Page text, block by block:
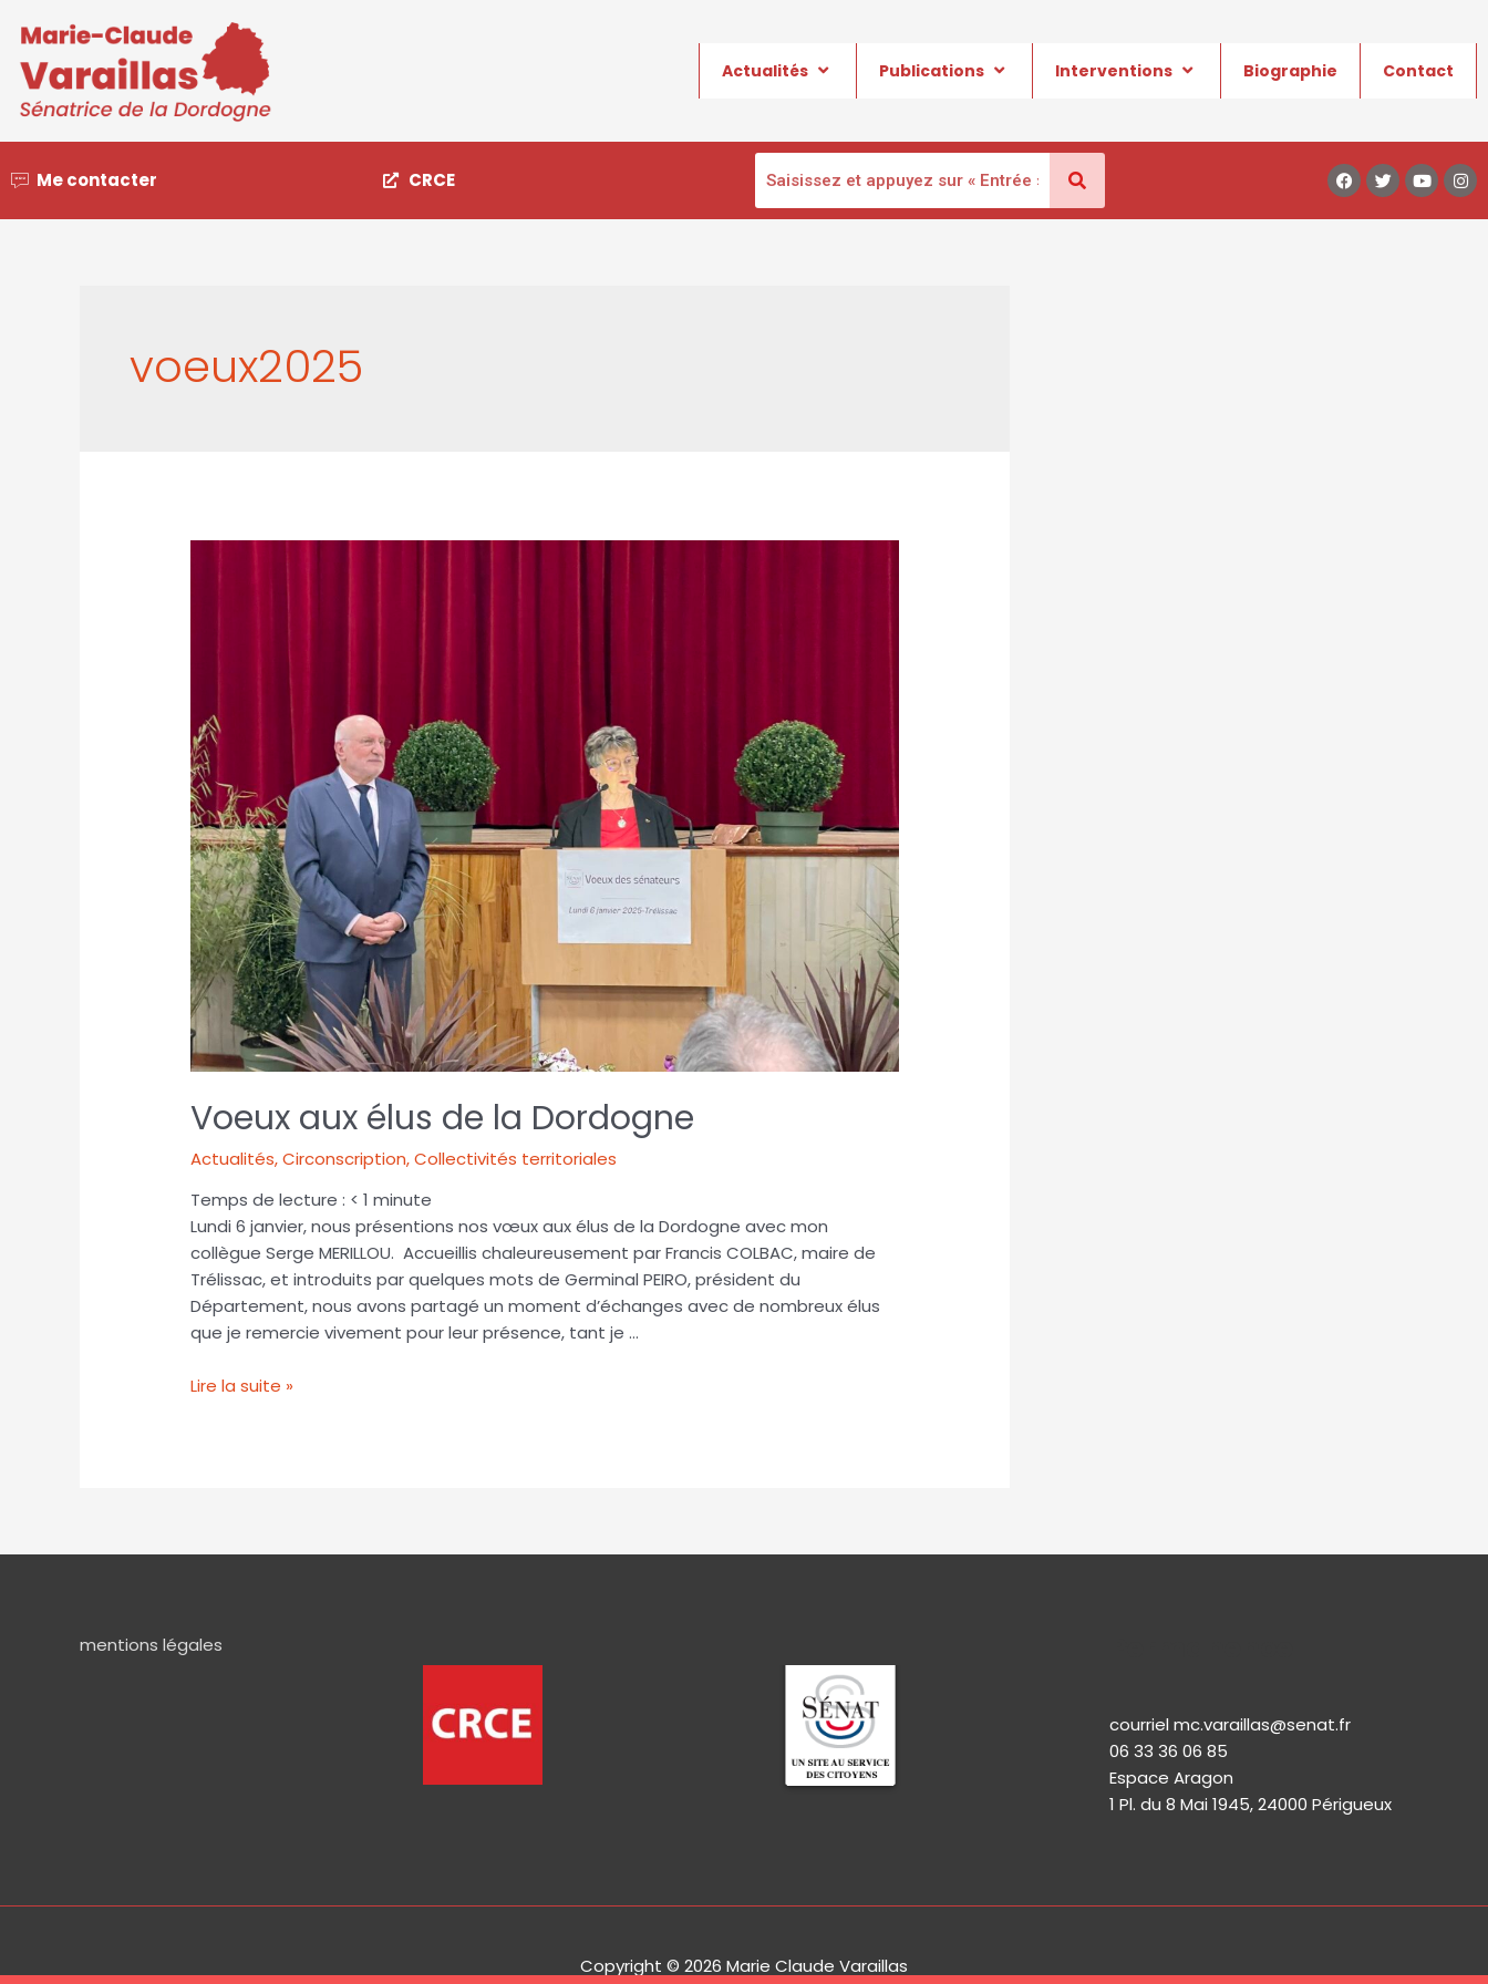
Actualités Publications Interventions Biographie Contact
Me contacter CRCE
voeux2025
Voeux aux élus de la Dordogne
Actualités,Circonscription,Collectivités territoriales
Temps de lecture : < 1 minute
Lundi 6 janvier, nous présentions nos vœux aux élus de la Dordogne avec mon
collègue Serge MERILLOU. Accueillis chaleureusement par Francis COLBAC, maire de
Trélissac, et introduits par quelques mots de Germinal PEIRO, président du
Département, nous avons partagé un moment d’échanges avec de nombreux élus
que je remercie vivement pour leur présence, tant je …
Lire la suite »
mentions légales
courriel mc.varaillas@senat.fr
06 33 36 06 85
Espace Aragon
1 Pl. du 8 Mai 1945, 24000 Périgueux​
Copyright © 2026 Marie Claude Varaillas